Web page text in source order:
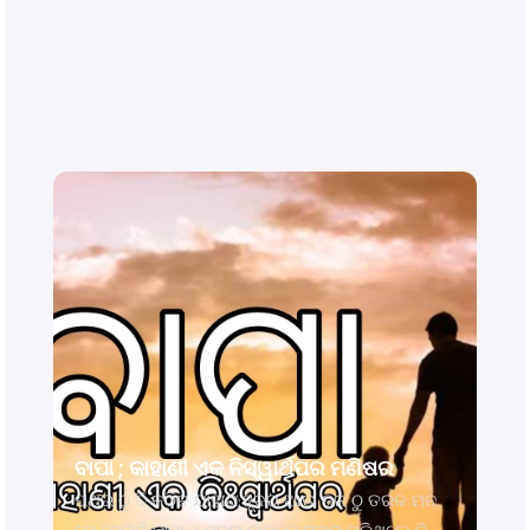
ବାପା ; କାହାଣୀ ଏକ ନିସ୍ୱାର୍ଥପର ମଣିଷର
ପଥର ଠୁ ବି କଠିନ ଯାହାର ହୃଦୟ ଆଉ ଜଳ ଠୁ ତରଳ ମନ